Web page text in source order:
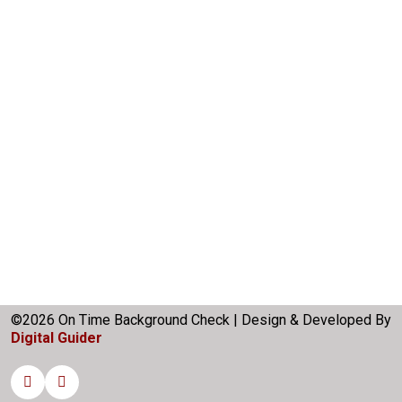
©2026 On Time Background Check | Design & Developed By
Digital Guider